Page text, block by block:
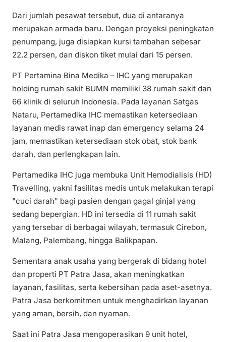
Dari jumlah pesawat tersebut, dua di antaranya
merupakan armada baru. Dengan proyeksi peningkatan
penumpang, juga disiapkan kursi tambahan sebesar
22,2 persen, dan diskon tiket mulai dari 15 persen.
PT Pertamina Bina Medika – IHC yang merupakan
holding rumah sakit BUMN memiliki 38 rumah sakit dan
66 klinik di seluruh Indonesia. Pada layanan Satgas
Nataru, Pertamedika IHC memastikan ketersediaan
layanan medis rawat inap dan emergency selama 24
jam, memastikan ketersediaan stok obat, stok bank
darah, dan perlengkapan lain.
Pertamedika IHC juga membuka Unit Hemodialisis (HD)
Travelling, yakni fasilitas medis untuk melakukan terapi
"cuci darah" bagi pasien dengan gagal ginjal yang
sedang bepergian. HD ini tersedia di 11 rumah sakit
yang tersebar di berbagai wilayah, termasuk Cirebon,
Malang, Palembang, hingga Balikpapan.
Sementara anak usaha yang bergerak di bidang hotel
dan properti PT Patra Jasa, akan meningkatkan
layanan, fasilitas, serta kebersihan pada aset-asetnya.
Patra Jasa berkomitmen untuk menghadirkan layanan
yang aman, bersih, dan nyaman.
Saat ini Patra Jasa mengoperasikan 9 unit hotel,